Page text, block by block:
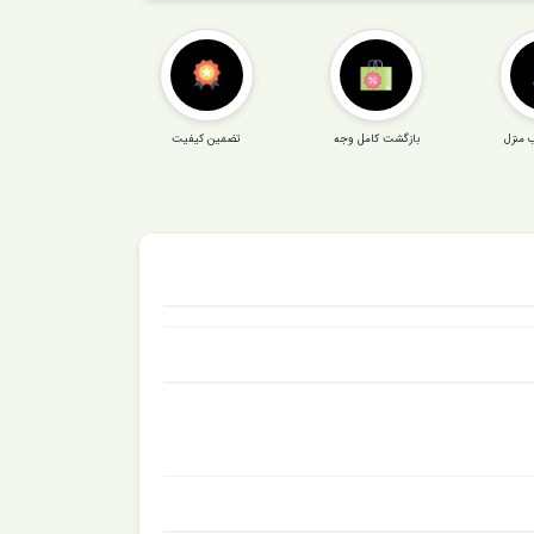
منزل بازگشت کامل وجه تضمین کیفیت